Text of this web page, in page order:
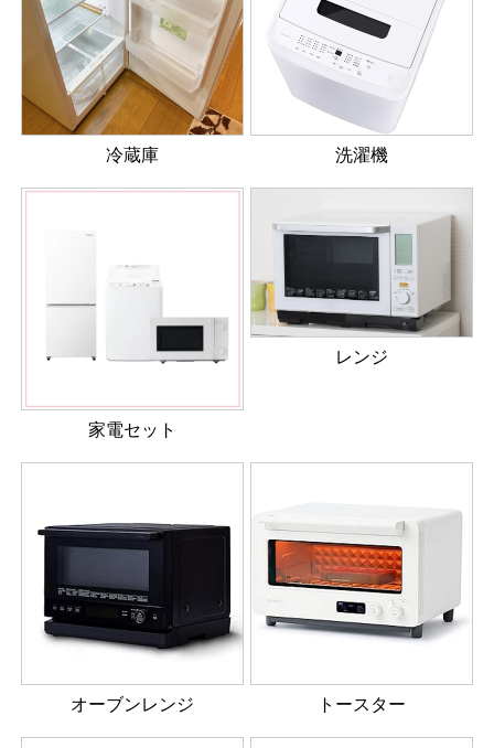
冷蔵庫 洗濯機
家電セット
レンジ
オーブンレンジ トースター